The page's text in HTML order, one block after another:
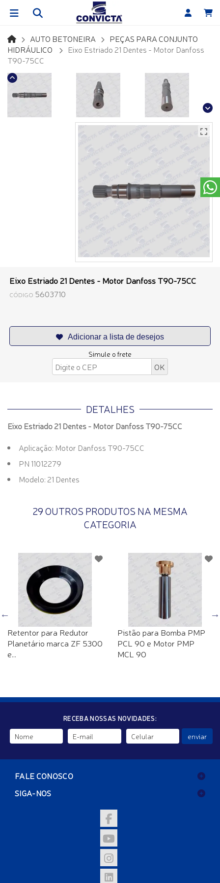
AUTO BETONEIRA
PEÇAS PARA CONJUNTO
HIDRÁULICO
Eixo Estriado 21 Dentes - Motor Danfoss
T90-75CC
Eixo Estriado 21 Dentes - Motor Danfoss T90-75CC
CÓDIGO 5603710
Simule o frete
DETALHES
Eixo Estriado 21 Dentes - Motor Danfoss T90-75CC
Aplicação: Motor Danfoss T90-75CC
PN 11012279
Modelo: 21 Dentes
29 OUTROS PRODUTOS NA MESMA
CATEGORIA
Retentor para Redutor
Planetário marca ZF 5300
e...
Pistão para Bomba PMP
PCL 90 e Motor PMP
MCL 90
RECEBA NOSSAS NOVIDADES:
enviar
FALE CONOSCO
SIGA-NOS